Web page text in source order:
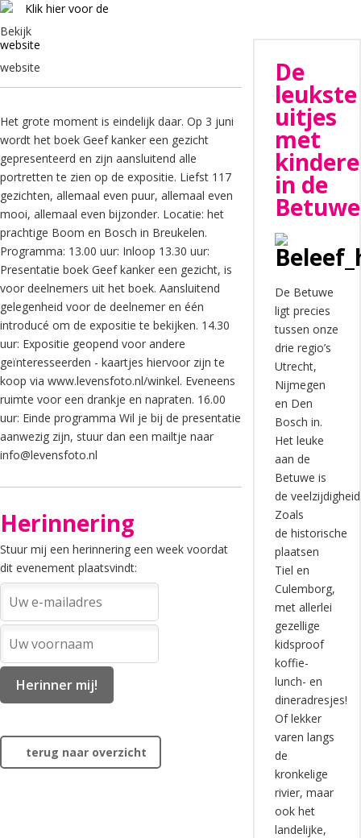
Klik hier voor de
website
Het grote moment is eindelijk daar. Op 3 juni
wordt het boek Geef kanker een gezicht
gepresenteerd en zijn aansluitend alle
portretten te zien op de expositie. Liefst 117
gezichten, allemaal even puur, allemaal even
mooi, allemaal even bijzonder. Locatie: het
prachtige Boom en Bosch in Breukelen.
Programma: 13.00 uur: Inloop 13.30 uur:
Presentatie boek Geef kanker een gezicht, is
voor deelnemers uit het boek. Aansluitend
gelegenheid voor de deelnemer en één
introducé om de expositie te bekijken. 14.30
uur: Expositie geopend voor andere
geïnteresseerden - kaartjes hiervoor zijn te
koop via www.levensfoto.nl/winkel. Eveneens
ruimte voor een drankje en napraten. 16.00
uur: Einde programma Wil je bij de presentatie
aanwezig zijn, stuur dan een mailtje naar
info@levensfoto.nl
Herinnering
Stuur mij een herinnering een week voordat
dit evenement plaatsvindt:
terug naar overzicht
De
leukste
uitjes
met
in de
Betuwe
De Betuwe
ligt precies
tussen onze
drie regio’s
Utrecht,
Nijmegen
en Den
Bosch in.
Het leuke
aan de
Betuwe is
de
Zoals
de historische
plaatsen
Tiel en
Culemborg,
met allerlei
gezellige
kidsproof
koffie-
lunch- en
dineradresjes!
Of lekker
varen langs
de
kronkelige
rivier, maar
ook het
landelijke,